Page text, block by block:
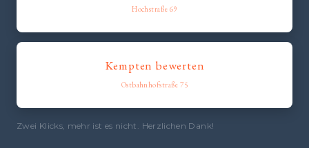
Hochstraße 69
Kempten bewerten
Ostbahnhofstraße 75
Zwei Klicks, mehr ist es nicht. Herzlichen Dank!